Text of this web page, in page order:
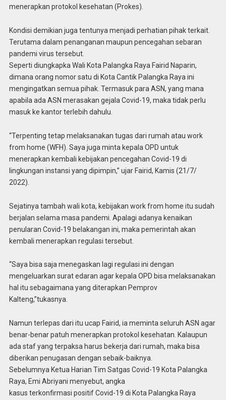
menerapkan protokol kesehatan (Prokes).
Kondisi demikian juga tentunya menjadi perhatian pihak terkait.
Terutama dalam penanganan maupun pencegahan sebaran
pandemi virus tersebut.
Seperti diungkapka Wali Kota Palangka Raya Fairid Naparin,
dimana orang nomor satu di Kota Cantik Palangka Raya ini
mengingatkan semua pihak. Termasuk para ASN, yang mana
apabila ada ASN merasakan gejala Covid-19, maka tidak perlu
masuk ke kantor terlebih dahulu.
“Terpenting tetap melaksanakan tugas dari rumah atau work
from home (WFH). Saya juga minta kepala OPD untuk
menerapkan kembali kebijakan pencegahan Covid-19 di
lingkungan instansi yang dipimpin,” ujar Fairid, Kamis (21/7/
2022).
Sejatinya tambah wali kota, kebijakan work from home itu sudah
berjalan selama masa pandemi. Apalagi adanya kenaikan
penularan Covid-19 belakangan ini, maka pemerintah akan
kembali menerapkan regulasi tersebut.
“Saya bisa saja menegaskan lagi regulasi ini dengan
mengeluarkan surat edaran agar kepala OPD bisa melaksanakan
hal itu sebagaimana yang diterapkan Pemprov
Kalteng,”tukasnya.
Namun terlepas dari itu ucap Fairid, ia meminta seluruh ASN agar
benar-benar patuh menerapkan protokol kesehatan. Kalaupun
ada staf yang terpaksa harus bekerja dari rumah, maka bisa
diberikan penugasan dengan sebaik-baiknya.
Sebelumnya Ketua Harian Tim Satgas Covid-19 Kota Palangka
Raya, Emi Abriyani menyebut, angka
kasus terkonfirmasi positif Covid-19 di Kota Palangka Raya